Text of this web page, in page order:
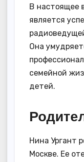
В настоящее
является
Она
семейной
детей.
Нина Ургант
Москве. Ее